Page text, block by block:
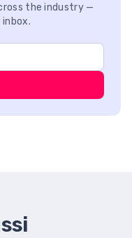
the industry —